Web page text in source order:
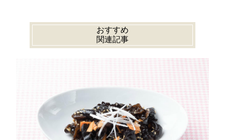
おすすめ
関連記事